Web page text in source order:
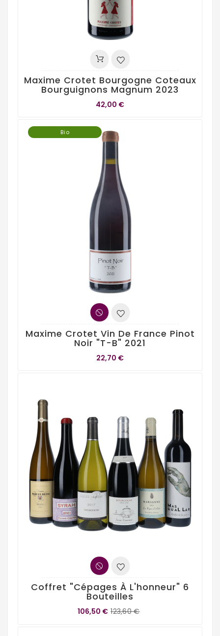
Maxime Crotet Bourgogne Coteaux
Bourguignons Magnum 2023
42,00 €
Bio
Maxime Crotet Vin De France Pinot
Noir "T-B" 2021
22,70 €
Coffret "Cépages À L'honneur" 6
Bouteilles
106,50 € 123,60 €